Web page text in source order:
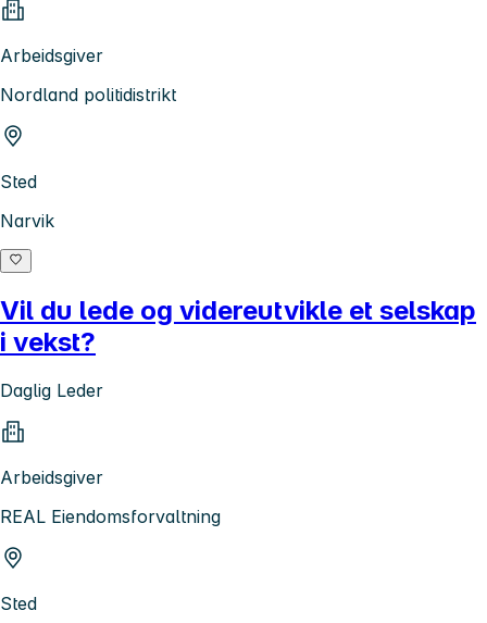
Arbeidsgiver
Nordland politidistrikt
Sted
Narvik
Vil du lede og videreutvikle et selskap
i vekst?
Daglig Leder
Arbeidsgiver
REAL Eiendomsforvaltning
Sted